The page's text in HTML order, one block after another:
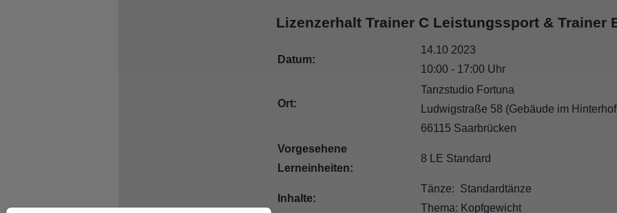
Lizenzerhalt Trainer C Leistungssport & Trainer
Datum:
14.10 2023
10:00 - 17:00 Uhr
Ort:
Tanzstudio Fortuna
Ludwigstraße 58 (Gebäude im
66115 Saarbrücken
Vorgesehene
Lerneinheiten:
8 LE Standard
Inhalte:
Tänze: Standardtänze
Thema: Kopfgewicht